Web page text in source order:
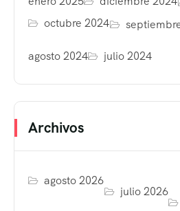
octubre 2024
agosto 2024 julio 2024
Archivos
agosto 2026
julio 2026